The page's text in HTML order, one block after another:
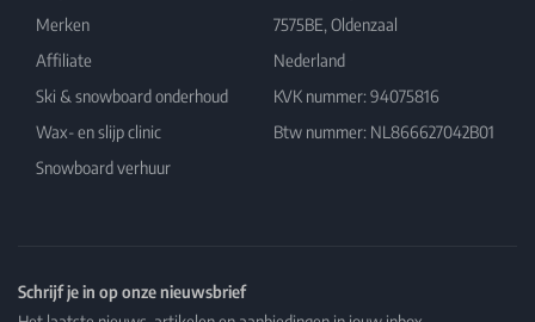
Merken
Affiliate
Ski & snowboard onderhoud
Wax- en slijp clinic
Snowboard verhuur
7575BE, Oldenzaal
Nederland
KVK nummer: 94075816
Btw nummer: NL866627042B01
Schrijf je in op onze nieuwsbrief